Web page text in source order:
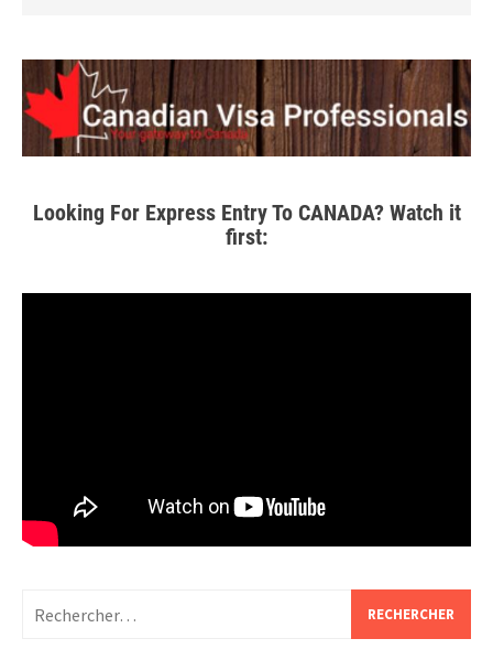
Looking For Express Entry To CANADA? Watch it
first: